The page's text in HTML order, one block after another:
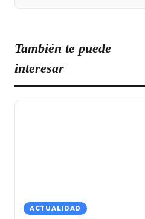
También te puede
interesar
ACTUALIDAD